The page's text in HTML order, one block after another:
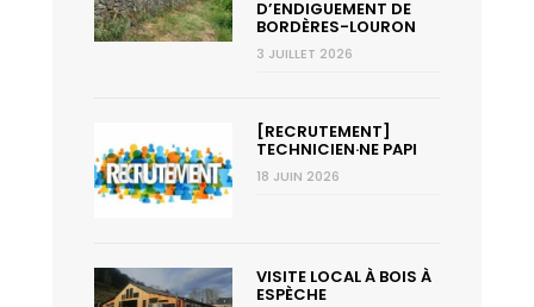
D’ENDIGUEMENT DE
BORDÈRES-LOURON
3 JUILLET 2026
[RECRUTEMENT]
TECHNICIEN·NE PAPI
18 JUIN 2026
VISITE LOCAL À BOIS À
ESPÈCHE